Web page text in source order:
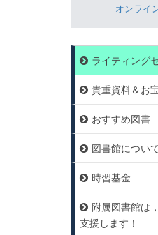
オンライ
ライティング
貴重資料＆お
おすすめ図書
図書館について
時習基金
附属図書館は
支援します！